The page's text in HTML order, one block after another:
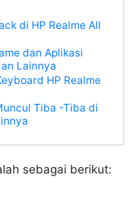
di HP Realme All
dan Aplikasi
Lainnya
HP Realme
Tiba -Tiba di
sebagai berikut: